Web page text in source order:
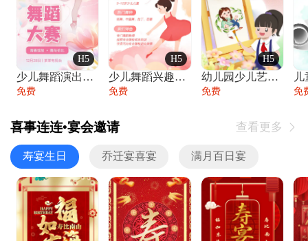
H5
少儿舞蹈演出舞蹈比赛跳舞大赛文艺汇演活动
免费
H5
少儿舞蹈兴趣班艺术培训学校招生宣传
免费
H5
幼儿园少儿艺术展览绘画展摄影作品展美术展
免费 免
喜事连连•宴会邀请 查看更多 
寿宴生日 乔迁宴喜宴 满月百日宴